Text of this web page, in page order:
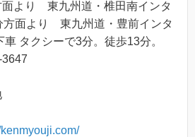
面より 東九州道・椎田南インタ
方面より 東九州道・豊前インタ
タクシーで3分。徒歩13分。
kenmyouji.com/